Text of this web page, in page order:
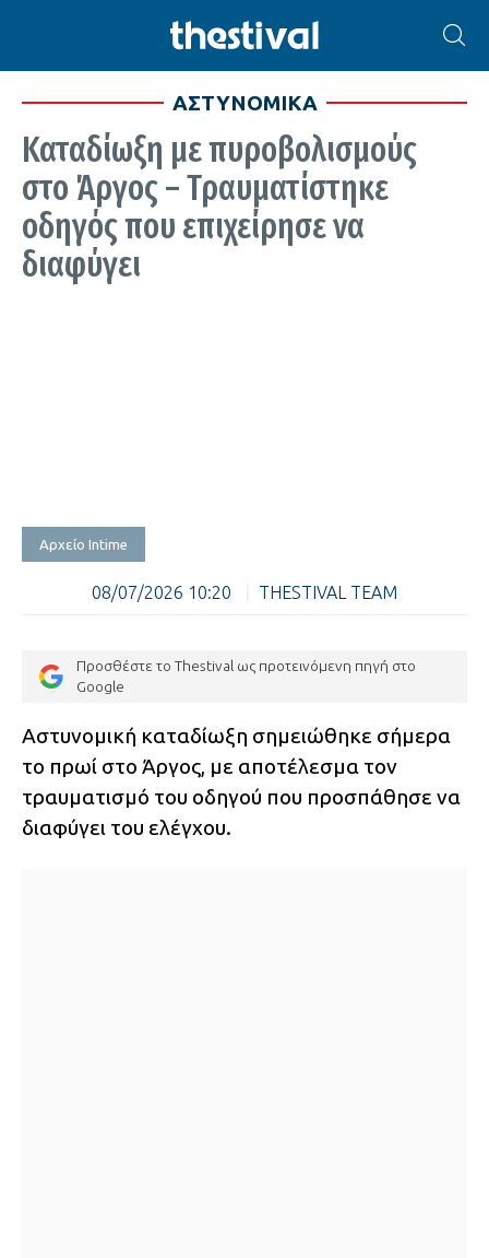
ΑΣΤΥΝΟΜΙΚΑ
Καταδίωξη με πυροβολισμούς
στο Άργος – Τραυματίστηκε
οδηγός που επιχείρησε να
διαφύγει
Αρχείο Intime
08/07/2026 10:20 THESTIVAL TEAM
Προσθέστε το Thestival ως προτεινόμενη πηγή στο
Google
Αστυνομική καταδίωξη σημειώθηκε σήμερα
το πρωί στο Άργος, με αποτέλεσμα τον
τραυματισμό του οδηγού που προσπάθησε να
διαφύγει του ελέγχου.